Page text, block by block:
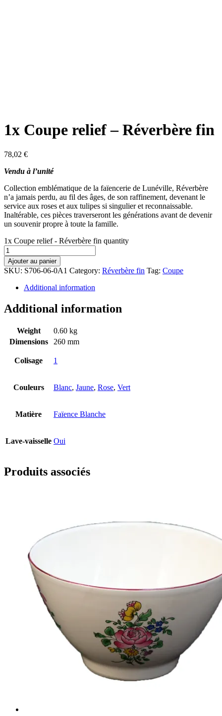
1x Coupe relief – Réverbère fin
78,02 €
Vendu à l’unité
Collection emblématique de la faïencerie de Lunéville, Réverbère
n’a jamais perdu, au fil des âges, de son raffinement, devenant le
service aux roses et aux tulipes si singulier et reconnaissable.
Inaltérable, ces pièces traverseront les générations avant de devenir
un souvenir propre à toute la famille.
1x Coupe relief - Réverbère fin quantity
Ajouter au panier
SKU: S706-06-0A1 Category: Réverbère fin Tag: Coupe
Additional information
Additional information
Weight
0.60 kg
Dimensions
260 mm
Colisage 1
Couleurs Blanc, Jaune, Rose, Vert
Matière Faïence Blanche
Lave-vaisselle Oui
Produits associés